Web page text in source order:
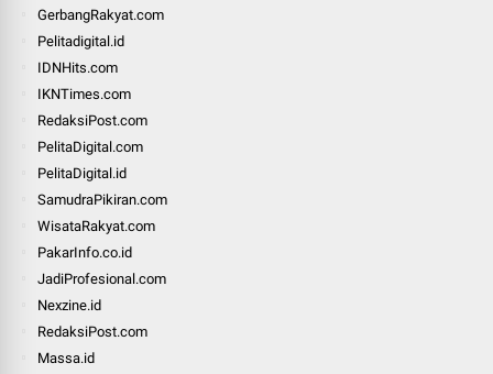
GerbangRakyat.com
Pelitadigital.id
IDNHits.com
IKNTimes.com
RedaksiPost.com
PelitaDigital.com
PelitaDigital.id
SamudraPikiran.com
WisataRakyat.com
PakarInfo.co.id
JadiProfesional.com
Nexzine.id
RedaksiPost.com
Massa.id